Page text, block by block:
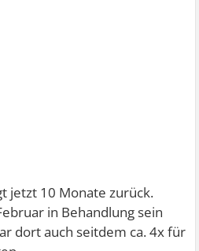
jetzt 10 Monate zurück.
in Behandlung sein
dort auch seitdem ca. 4x für